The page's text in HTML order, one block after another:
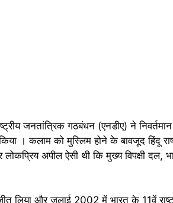
जनतांत्रिक गठबंधन (एनडीए) ने
। कलाम को मुस्लिम होने के बावजूद हिंदू
अपील ऐसी थी कि मुख्य विपक्षी दल,
लिया और जुलाई 2002 में भारत के 11वें